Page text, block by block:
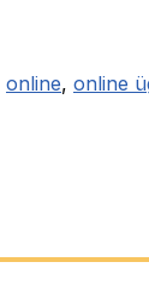
online, online